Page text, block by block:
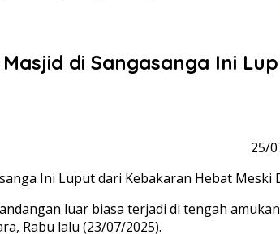
di Sangasanga Ini
25/
luar biasa terjadi di tengah
Rabu lalu (23/07/2025).